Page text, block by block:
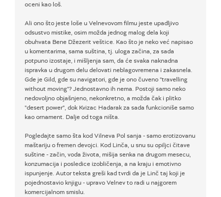
oceni kao loš.
Ali ono što jeste loše u Velnevovom filmu jeste upadljivo
odsustvo mistike, osim možda jednog malog dela koji
obuhvata Bene Džezerit veštice. Kao što je neko već napisao
u komentarima, sama suština, tj. uloga začina, za sada
potpuno izostaje, i mišljenja sam, da će svaka naknadna
ispravka u drugom delu delovati neblagovremena i zakasnela.
Gde je Gild, gde su navigatori, gde je ono čuveno "travelling
without moving"? Jednostavno ih nema. Postoji samo neko
nedovoljno objašnjeno, nekonkretno, a možda čak i plitko
"desert power", dok Kvizac Hadarak za sada funkcioniše samo
kao ornament. Dalje od toga ništa.
Pogledajte samo šta kod Vilneva Pol sanja - samo erotizovanu
maštariju o fremen devojci. Kod Linča, u snu su opiljci čitave
suštine - začin, voda života, mišija senka na drugom mesecu,
konzumacija i posledice izobličenja, a na kraju i emotivno
ispunjenje. Autor teksta greši kad tvrdi da je Linč taj koji je
pojednostavio knjigu - upravo Velnev to radi u najgorem
komercijalnom smislu.